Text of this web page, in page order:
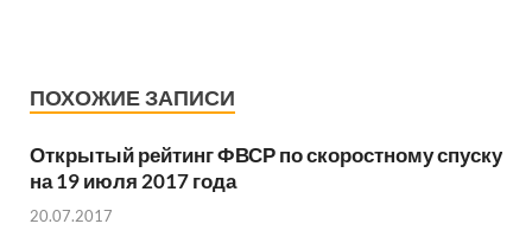
ПОХОЖИЕ ЗАПИСИ
Открытый рейтинг ФВСР по скоростному спуску
на 19 июля 2017 года
20.07.2017